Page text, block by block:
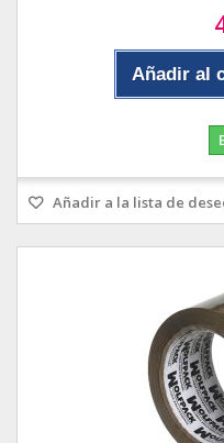
Añadir al
Añadir a la lista de